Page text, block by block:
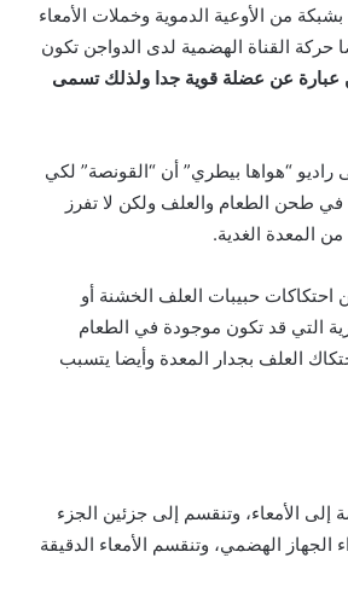
من الأوعية الدموية وخملات الأمعاء
الدواجن، وأيضا حركة القناة الهضمية لدى الدواجن تكون
عبارة عن عضلة قوية جدا ولذلك تسمى
راديو “هواها بيطري” أن “القونصة” لكي
في طحن الطعام والعلف ولكن لا تفرز
المعدة الغدية.
حبيبات العلف الخشنة أو
التي قد تكون موجودة في الطعام
العلف بجدار المعدة وأيضا يتسبب
الأمعاء، وتنقسم إلى جزئين الجزء
الهضمي، وتنقسم الأمعاء الدقيقة